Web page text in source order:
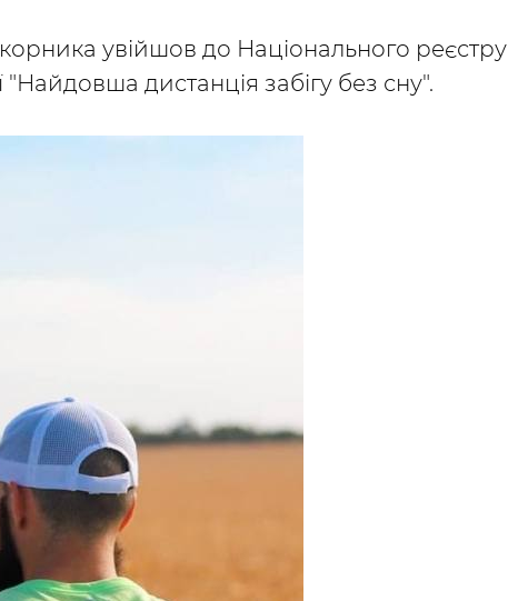
увійшов до Національного реєстру
"Найдовша дистанція забігу без сну".